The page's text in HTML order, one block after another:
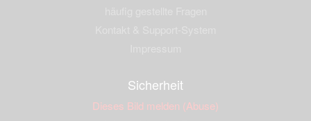
Sicherheit
Dieses Bild melden (Abuse)